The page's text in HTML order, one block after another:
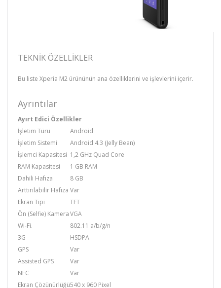
TEKNIK ÖZELLIKLER
Bu liste Xperia M2 ürününün ana özelliklerini ve işlevlerini içerir.
Ayrıntılar
Ayırt Edici Özellikler
İşletim Türü
Android
İşletim Sistemi
Android 4.3 (Jelly Bean)
İşlemci Kapasitesi 1,2 GHz Quad Core
RAM Kapasitesi
1 GB RAM
Dahili Hafıza
8 GB
Arttırılabilir Hafıza Var
Ekran Tipi
TFT
Ön (Selfie) KameraVGA
Wi-Fi.
802.11 a/b/g/n
3G
HSDPA
GPS
Var
Assisted GPS
Var
NFC
Var
Ekran Çözünürlüğü540 x 960 Pixel